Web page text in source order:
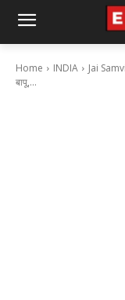
Home INDIA
Jai
बापू,...